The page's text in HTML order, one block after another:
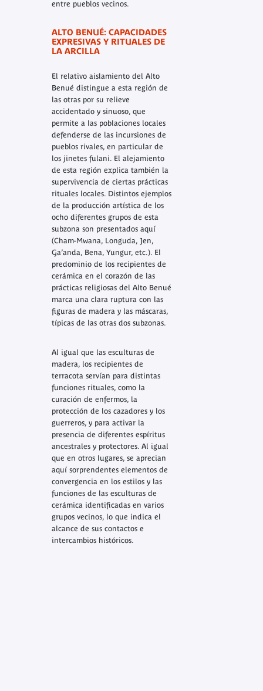
entre pueblos vecinos.
ALTO BENUÉ: CAPACIDADES
EXPRESIVAS Y RITUALES DE
LA ARCILLA
El relativo aislamiento del Alto
Benué distingue a esta región de
las otras por su relieve
accidentado y sinuoso, que
permite a las poblaciones locales
defenderse de las incursiones de
pueblos rivales, en particular de
los jinetes fulani. El alejamiento
de esta región explica también la
supervivencia de ciertas prácticas
rituales locales. Distintos ejemplos
de la producción artística de los
ocho diferentes grupos de esta
subzona son presentados aquí
(Cham-Mwana, Longuda, Jen,
Ga’anda, Bena, Yungur, etc.). El
predominio de los recipientes de
cerámica en el corazón de las
prácticas religiosas del Alto Benué
marca una clara ruptura con las
figuras de madera y las máscaras,
típicas de las otras dos subzonas.
Al igual que las esculturas de
madera, los recipientes de
terracota servían para distintas
funciones rituales, como la
curación de enfermos, la
protección de los cazadores y los
guerreros, y para activar la
presencia de diferentes espíritus
ancestrales y protectores. Al igual
que en otros lugares, se aprecian
aquí sorprendentes elementos de
convergencia en los estilos y las
funciones de las esculturas de
cerámica identificadas en varios
grupos vecinos, lo que indica el
alcance de sus contactos e
intercambios históricos.